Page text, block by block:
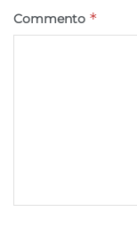
Commento *